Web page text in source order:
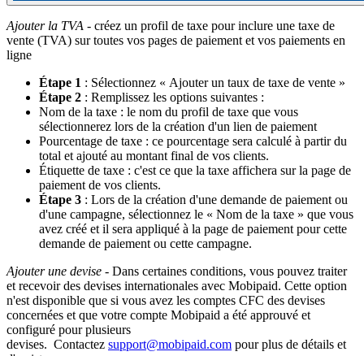
Ajouter la TVA - créez un profil de taxe pour inclure une taxe de
vente (TVA) sur toutes vos pages de paiement et vos paiements en
ligne
Étape 1 : Sélectionnez « Ajouter un taux de taxe de vente »
Étape 2 : Remplissez les options suivantes :
Nom de la taxe : le nom du profil de taxe que vous
sélectionnerez lors de la création d'un lien de paiement
Pourcentage de taxe : ce pourcentage sera calculé à partir du
total et ajouté au montant final de vos clients.
Étiquette de taxe : c'est ce que la taxe affichera sur la page de
paiement de vos clients.
Étape 3 : Lors de la création d'une demande de paiement ou
d'une campagne, sélectionnez le « Nom de la taxe » que vous
avez créé et il sera appliqué à la page de paiement pour cette
demande de paiement ou cette campagne.
Ajouter une devise - Dans certaines conditions, vous pouvez traiter
et recevoir des devises internationales avec Mobipaid. Cette option
n'est disponible que si vous avez les comptes CFC des devises
concernées et que votre compte Mobipaid a été approuvé et
configuré pour plusieurs
devises. Contactez support@mobipaid.com pour plus de détails et